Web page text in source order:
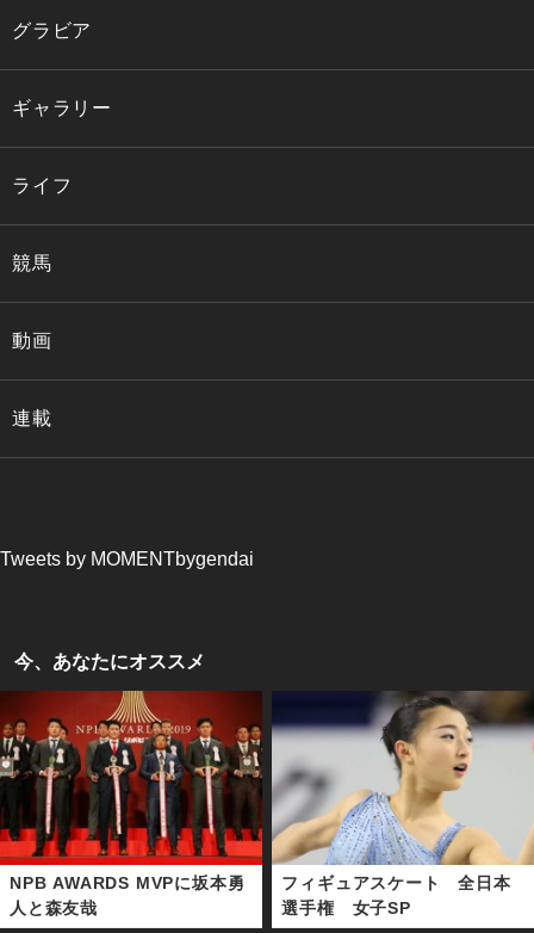
グラビア
ギャラリー
ライフ
競馬
動画
連載
Tweets by MOMENTbygendai
今、あなたにオススメ
NPB AWARDS MVPに坂本勇
人と森友哉
フィギュアスケート 全日本
選手権 女子SP